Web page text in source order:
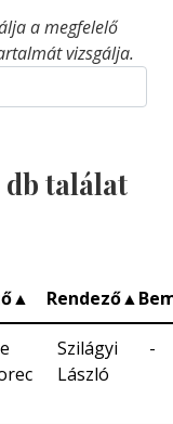
a megfelelő
vizsgálja.
db találat
▲ Rendező▲
Szilágyi
László
-